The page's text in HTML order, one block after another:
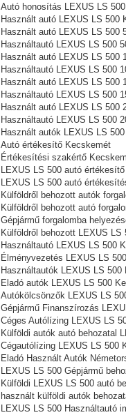
Autó honosítás LEXUS LS
Használt autó‎ LEXUS LS 500
Használt autó‎ LEXUS LS 500
Használtautó‎ LEXUS LS 500
Használt autó‎ LEXUS LS 500
Használtautó‎ LEXUS LS 500
Használt autó‎ LEXUS LS 500
Használtautó‎ LEXUS LS 500
Használt autó‎ LEXUS LS 500
Használtautó‎ LEXUS LS 500
Használt autó‎k LEXUS LS
Autó értékesítő Kecskemét
Értékesítési szakértő
LEXUS LS 500 autó
LEXUS LS 500 autó
Külföldről behozott autók
Külföldről behozott autó
Gépjármű forgalomba
Külföldről behozott LEXUS
Használtautó‎ LEXUS LS 500
Élményvezetés LEXUS LS
Használtautó‎k LEXUS LS 500
Eladó autók LEXUS LS 500
Autókölcsönzők LEXUS LS
Gépjármű Finanszírozás
Céges Autólízing LEXUS LS
Külföldi autók‎ autó behozatal
Cégautólízing LEXUS LS 500
Eladó Használt Autók
LEXUS LS 500 Gépjármű
Külföldi LEXUS LS 500 autó
használt külföldi autók
LEXUS LS 500 Használtautó